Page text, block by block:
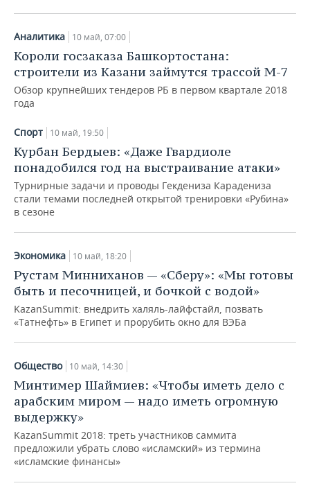
Аналитика 10 май, 07:00
Короли госзаказа Башкортостана:
строители из Казани займутся трассой М-7
Обзор крупнейших тендеров РБ в первом квартале 2018
года
Спорт 10 май, 19:50
Курбан Бердыев: «Даже Гвардиоле
понадобился год на выстраивание атаки»
Турнирные задачи и проводы Гекдениза Карадениза
стали темами последней открытой тренировки «Рубина»
в сезоне
Экономика 10 май, 18:20
Рустам Минниханов — «Сберу»: «Мы готовы
быть и песочницей, и бочкой с водой»
KazanSummit: внедрить халяль-лайфстайл, позвать
«Татнефть» в Египет и прорубить окно для ВЭБа
Общество 10 май, 14:30
Минтимер Шаймиев: «Чтобы иметь дело с
арабским миром — надо иметь огромную
выдержку»
KazanSummit 2018: треть участников саммита
предложили убрать слово «исламский» из термина
«исламские финансы»